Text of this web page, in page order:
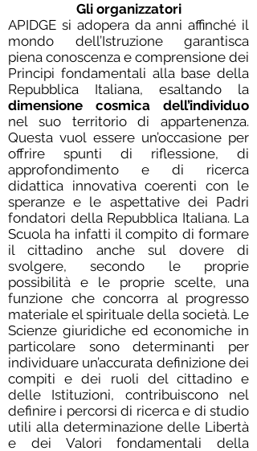
Gli organizzatori
APIDGE si adopera da anni affinché il
mondo dell’Istruzione garantisca
piena conoscenza e comprensione dei
Principi fondamentali alla base della
Repubblica Italiana, esaltando la
dimensione cosmica dell’individuo
nel suo territorio di appartenenza.
Questa vuol essere un’occasione per
offrire spunti di riflessione, di
approfondimento e di ricerca
didattica innovativa coerenti con le
speranze e le aspettative dei Padri
fondatori della Repubblica Italiana. La
Scuola ha infatti il compito di formare
il cittadino anche sul dovere di
svolgere, secondo le proprie
possibilità e le proprie scelte, una
funzione che concorra al progresso
materiale el spirituale della società. Le
Scienze giuridiche ed economiche in
particolare sono determinanti per
individuare un’accurata definizione dei
compiti e dei ruoli del cittadino e
delle Istituzioni, contribuiscono nel
definire i percorsi di ricerca e di studio
utili alla determinazione delle Libertà
e dei Valori fondamentali della